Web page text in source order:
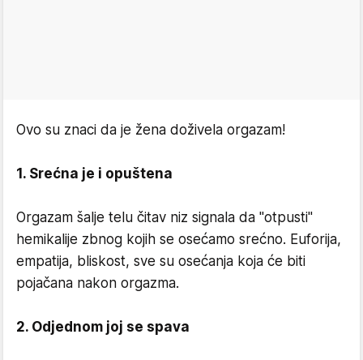
Ovo su znaci da je žena doživela orgazam!
1. Srećna je i opuštena
Orgazam šalje telu čitav niz signala da "otpusti"
hemikalije zbnog kojih se osećamo srećno. Euforija,
empatija, bliskost, sve su osećanja koja će biti
pojačana nakon orgazma.
2. Odjednom joj se spava